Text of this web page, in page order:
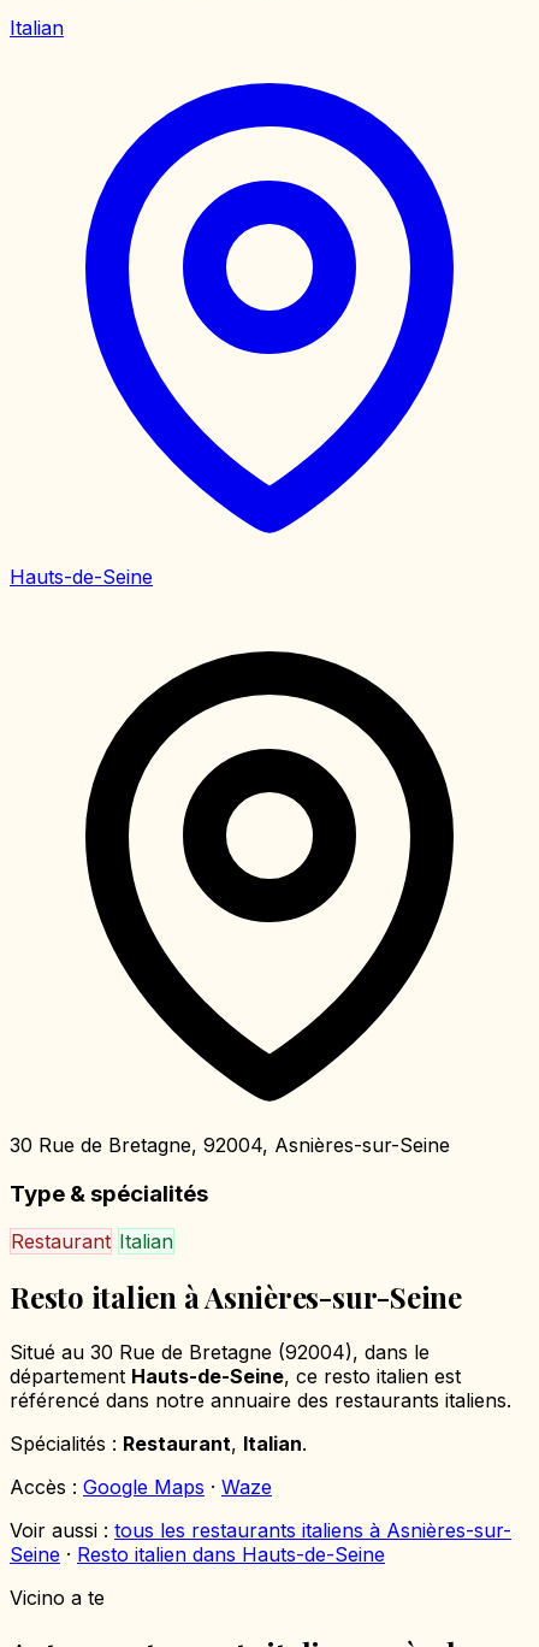
Italian
Hauts-de-Seine
30 Rue de Bretagne, 92004, Asnières-sur-Seine
Type & spécialités
Restaurant Italian
Resto italien à Asnières-sur-Seine
Situé au 30 Rue de Bretagne (92004), dans le
département Hauts-de-Seine, ce resto italien est
référencé dans notre annuaire des restaurants italiens.
Spécialités : Restaurant, Italian.
Accès : Google Maps · Waze
Voir aussi : tous les restaurants italiens à Asnières-sur-
Seine · Resto italien dans Hauts-de-Seine
Vicino a te